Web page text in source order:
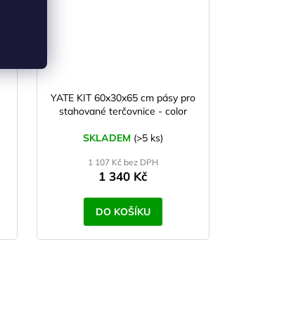
YATE KIT 60x30x65 cm pásy pro
stahované terčovnice - color
SKLADEM (>5 ks)
1 107 Kč bez DPH
1 340 Kč
DO KOŠÍKU